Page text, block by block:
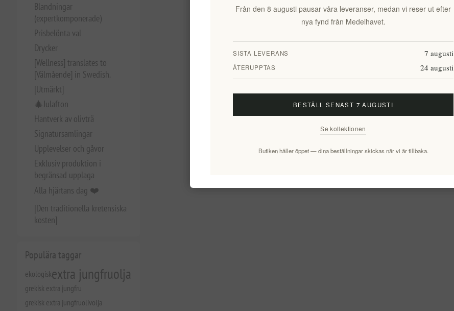
Blandningar
(expertkomponerade)
Prisbelönta val
Drycker
[Wellness] translates to
[Välmående] in Swedish.
[Utmärkt]
🎄Julafton
Hantverk av olivträ
Signatursamlingar
Upplevelser och gåvor
Exklusiv produktion i
begränsad upplaga
Alla hjärtans dag ❤️
[Den traditionella kretensiska
kosten]
Populära taggar
ekologiskextra jungfruolja
grekisk extra jungfru
grekisk extra jungfruolivolja
Från den 8 augusti pausar våra leveranser, medan vi reser ut efter
nya fynd från Medelhavet.
SISTA LEVERANS 7 augusti
ÅTERUPPTAS 24 augusti
BESTÄLL SENAST 7 AUGUSTI
Se kollektionen
Butiken håller öppet — dina beställningar skickas när vi är tillbaka.